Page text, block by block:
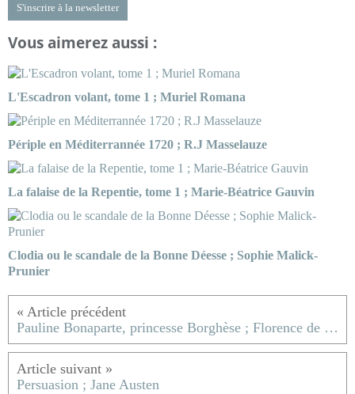
S'inscrire à la newsletter
Vous aimerez aussi :
L'Escadron volant, tome 1 ; Muriel Romana
Périple en Méditerrannée 1720 ; R.J Masselauze
La falaise de la Repentie, tome 1 ; Marie-Béatrice Gauvin
Clodia ou le scandale de la Bonne Déesse ; Sophie Malick-
Prunier
Pauline Bonaparte, princesse Borghèse ; Florence de Baudus
Persuasion ; Jane Austen